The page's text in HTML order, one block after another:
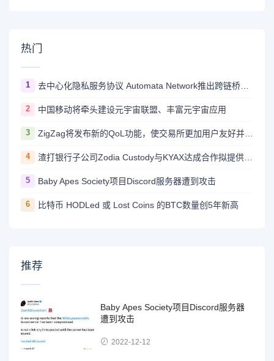
热门
1 去中心化隐私服务协议 Automata Network推出跨链桥Carrier
2 中国移动将牵头建设元宇宙联盟、丰富元宇宙应用
3 ZigZag将发布新的QoL功能，使交易所更加用户友好并与CEX竞争
4 渣打银行子公司Zodia Custody与KYAX达成合作拟提供基于审计、业务和监管报告的加密托管服务
5 Baby Apes Society项目Discord服务器遭到攻击
6 比特币 HODLed 或 Lost Coins 的BTC数量创5年新高
推荐
Baby Apes Society项目Discord服务器
遭到攻击
2022-12-12